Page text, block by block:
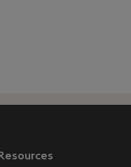
Resources